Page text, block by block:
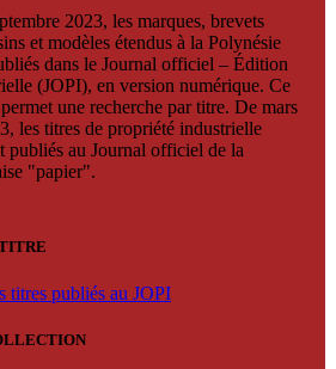
2023, les marques, brevets
et modèles étendus à la Polynésie
dans le Journal officiel – Édition
(JOPI), en version numérique. Ce
une recherche par titre. De mars
les titres de propriété industrielle
publiés au Journal officiel de la
"papier".
titres publiés au JOPI